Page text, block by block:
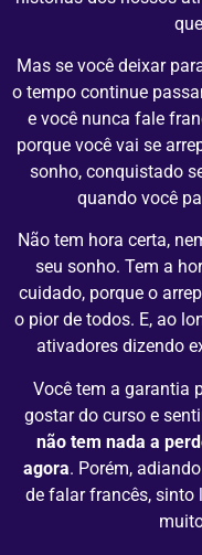
Mas se você deixar
o tempo continue
e você nunca fale
porque você vai se
sonho, conquistado
quando você
Não tem hora certa,
seu sonho. Tem a
cuidado, porque o
o pior de todos. E, ao
ativadores dizendo
Você tem a garantia
gostar do curso e
não tem nada a
agora. Porém,
de falar francês, sinto